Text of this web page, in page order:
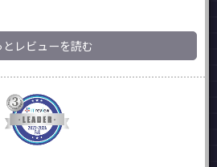
とレビューを読む